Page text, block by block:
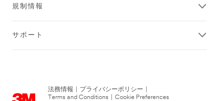
規制情報
サポート
法務情報 プライバシーポリシー
Terms and Conditions
Cookie Preferences